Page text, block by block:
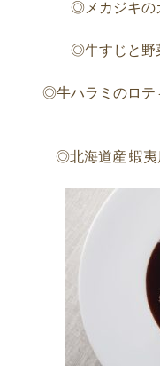
◎メカジキの
◎牛すじと野
◎牛ハラミのロテ
◎北海道産 蝦夷